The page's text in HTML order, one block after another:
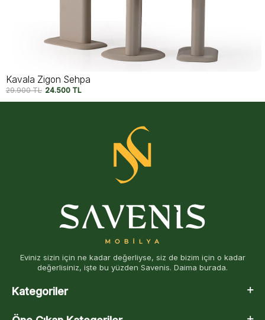
Kavala Zigon Sehpa
29.900TL 24.500 TL
Eviniz sizin için ne kadar değerliyse, siz de bizim için o kadar
değerlisiniz, işte bu yüzden Savenis. Daima burada.
Kategoriler